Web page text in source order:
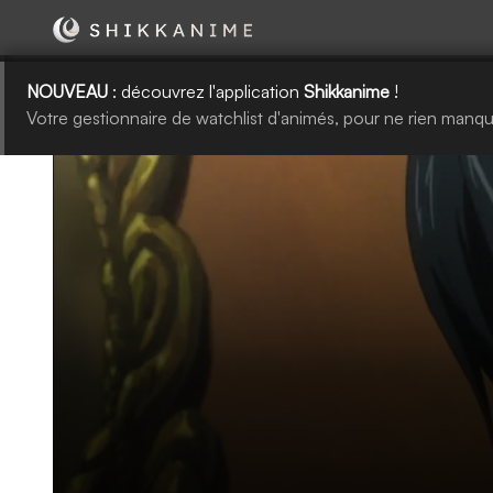
NOUVEAU : découvrez l'application Shikkanime !
Votre gestionnaire de watchlist d'animés, pour ne rien